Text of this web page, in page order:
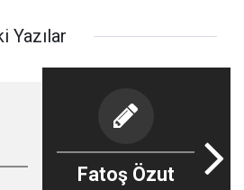
Yazılar
Fatoş Özut